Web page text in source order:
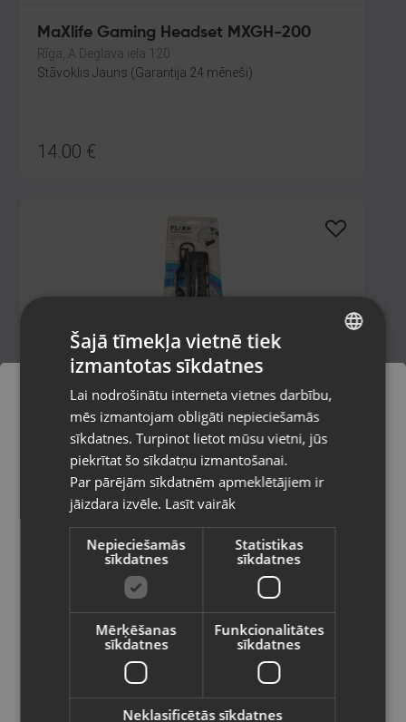
MaXlife Gaming Headset MXGH-200
Rīga, A.Deglava iela 120
Stāvoklis Jauns (Garantija 24 mēneši)
14.00 €
Flarx USB hub 40 cm
Olaine, Zemgales iela 37
Stāvoklis Jauns (Garantija 24 mēneši)
5.00€
Forever USB OTG card reader
Pasūtījumi tiks piegādāti uz
izvēlēto valsti
Vietnes saturs būs attēlots izvēlētajā
valodā
Valsts
Latviešu / Latvian
RUSSIAN
Šajā tīmekļa vietnē tiek
izmantotas sīkdatnes
Lai nodrošinātu interneta vietnes darbību,
mēs izmantojam obligāti nepieciešamās
sīkdatnes. Turpinot lietot mūsu vietni, jūs
piekrītat šo sīkdatņu izmantošanai.
Par pārējām sīkdatnēm apmeklētājiem ir
jāizdara izvēle. Lasīt vairāk
Nepieciešamās
sīkdatnes
Statistikas
sīkdatnes
Mērķēšanas
sīkdatnes
Funkcionalitātes
sīkdatnes
Neklasificētās sīkdatnes